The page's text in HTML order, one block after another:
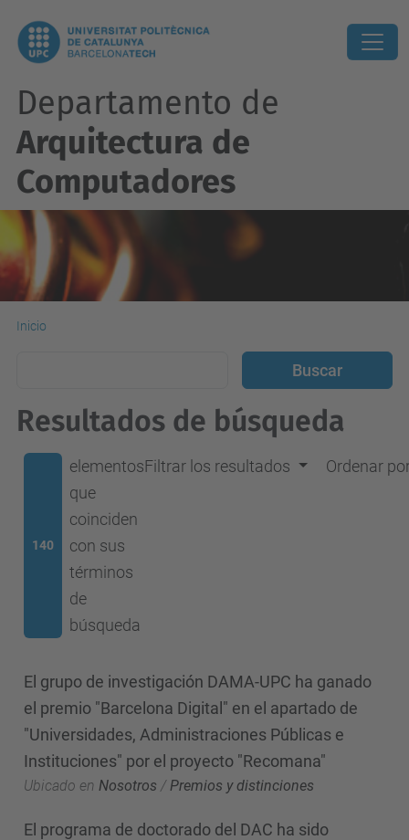
Departamento de
Arquitectura de
Computadores
Inicio
Resultados de búsqueda
140
elementos
que
coinciden
con sus
términos
de
búsqueda
Filtrar los resultados Ordenar
El grupo de investigación DAMA-UPC ha ganado
el premio "Barcelona Digital" en el apartado de
"Universidades, Administraciones Públicas e
Instituciones" por el proyecto "Recomana"
Ubicado en Nosotros / Premios y distinciones
El programa de doctorado del DAC ha sido